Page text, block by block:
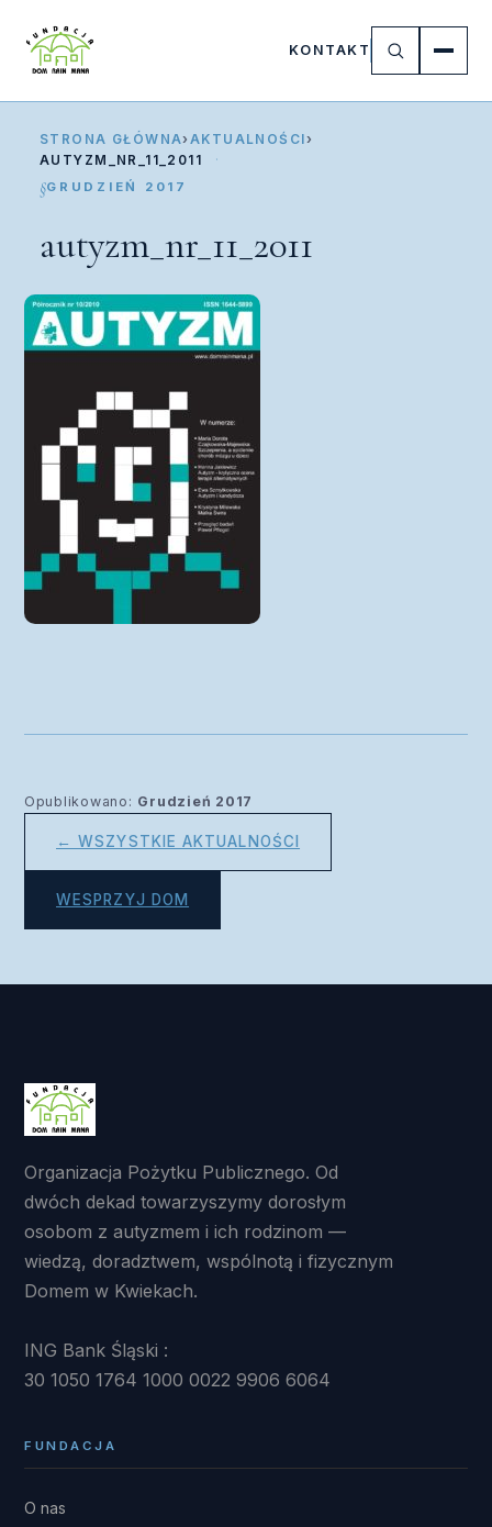
KONTAKT
STRONA GŁÓWNA› AKTUALNOŚCI ›
AUTYZM_NR_11_2011
GRUDZIEŃ 2017
autyzm_nr_11_2011
Opublikowano: Grudzień 2017
← WSZYSTKIE AKTUALNOŚCI
WESPRZYJ DOM
Organizacja Pożytku Publicznego. Od
dwóch dekad towarzyszymy dorosłym
osobom z autyzmem i ich rodzinom —
wiedzą, doradztwem, wspólnotą i fizycznym
Domem w Kwiekach.
ING Bank Śląski :
30 1050 1764 1000 0022 9906 6064
FUNDACJA
O nas